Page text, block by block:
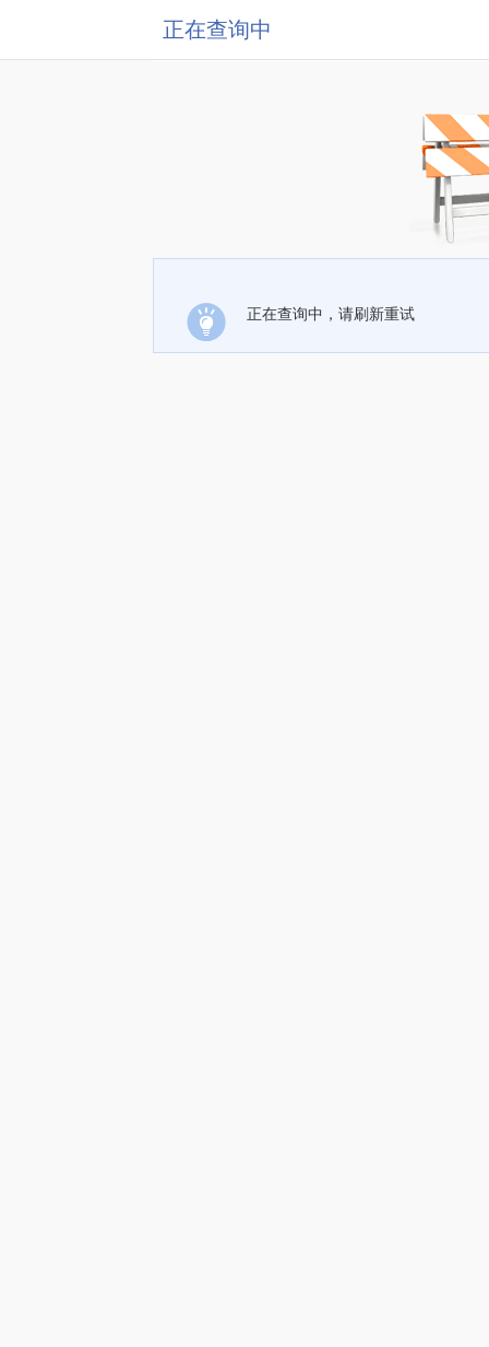
正在查询中
正在查询中，请刷新重试